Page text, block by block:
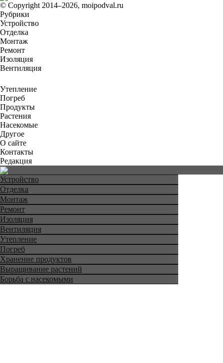
© Copyright 2014–2026, moipodval.ru
Рубрики
Устройство
Отделка
Монтаж
Ремонт
Изоляция
Вентиляция
Утепление
Погреб
Продукты
Растения
Насекомые
Другое
О сайте
Контакты
Редакция
Устройство
Отделка
Монтаж
Ремонт
Изоляция
Вентиляция
Утепление
Погреб
Хранение продуктов
Выращивание растений
Борьба с насекомыми